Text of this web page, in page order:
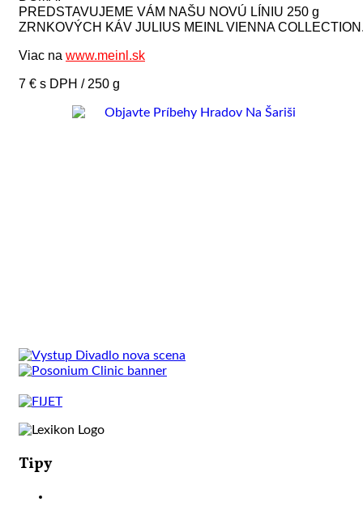
PREDSTAVUJEME VÁM NAŠU NOVÚ LÍNIU 250 g
ZRNKOVÝCH KÁV JULIUS MEINL VIENNA
Viac na www.meinl.sk
7 € s DPH / 250 g
Tipy